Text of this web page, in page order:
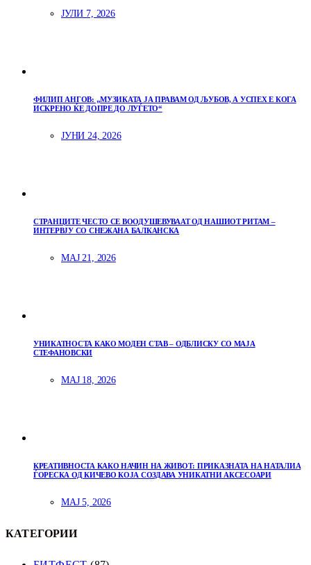
ЈУЛИ 7, 2026
ФИЛИП АНГОВ: „МУЗИКАТА ЈА ПРАВАМ ОД ЉУБОВ, А УСПЕХ Е КОГА
ИСКРЕНО ЌЕ ДОПРЕ ДО ЛУЃЕТО“
ЈУНИ 24, 2026
СТРАНЦИТЕ ЧЕСТО СЕ ВООДУШЕВУВААТ ОД НАШИОТ РИТАМ –
ИНТЕРВЈУ СО СНЕЖАНА БАЛКАНСКА
МАЈ 21, 2026
УНИКАТНОСТА КАКО МОДЕН СТАВ – ОДБЛИСКУ СО МАЈА
СТЕФАНОВСКИ
МАЈ 18, 2026
КРЕАТИВНОСТА КАКО НАЧИН НА ЖИВОТ: ПРИКАЗНАТА НА НАТАЛИА
ЃОРЕСКА ОД КИЧЕВО КОЈА СОЗДАВА УНИКАТНИ АКСЕСОАРИ
МАЈ 5, 2026
КАТЕГОРИИ